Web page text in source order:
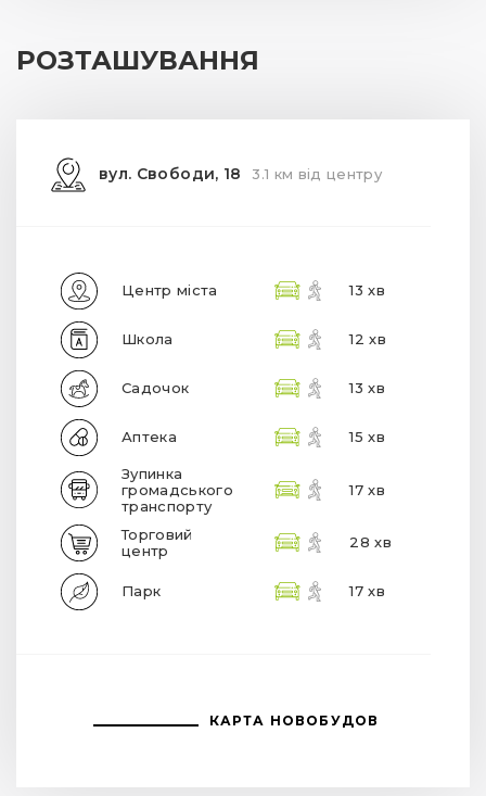
РОЗТАШУВАННЯ
вул. Свободи, 18 3.1 км від центру
Центр міста 13 хв
Школа 12 хв
Садочок 13 хв
Аптека 15 хв
Зупинка
громадського
транспорту
17 хв
Торговий
центр
28 хв
Парк 17 хв
КАРТА НОВОБУДОВ